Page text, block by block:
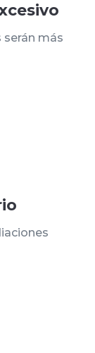
serán más